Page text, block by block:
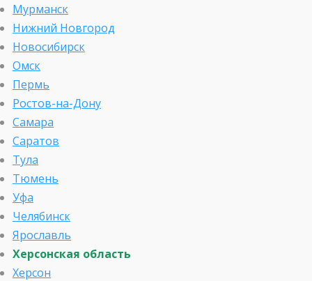
Мурманск
Нижний Новгород
Новосибирск
Омск
Пермь
Ростов-на-Дону
Самара
Саратов
Тула
Тюмень
Уфа
Челябинск
Ярославль
Херсонская область
Херсон